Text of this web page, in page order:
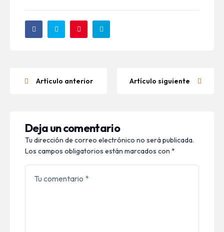
Artículo anterior Artículo siguiente
Deja un comentario
Tu dirección de correo electrónico no será publicada.
Los campos obligatorios están marcados con *